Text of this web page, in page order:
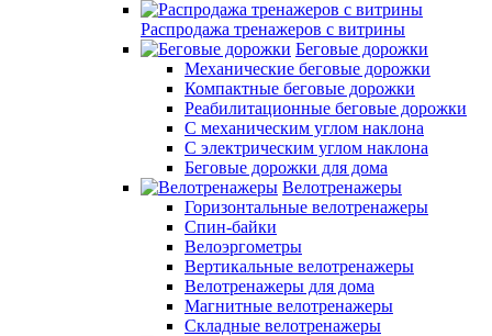
Распродажа тренажеров с витрины
Беговые дорожки
Механические беговые дорожки
Компактные беговые дорожки
Реабилитационные беговые дорожки
С механическим углом наклона
С электрическим углом наклона
Беговые дорожки для дома
Велотренажеры
Горизонтальные велотренажеры
Спин-байки
Велоэргометры
Вертикальные велотренажеры
Велотренажеры для дома
Магнитные велотренажеры
Складные велотренажеры